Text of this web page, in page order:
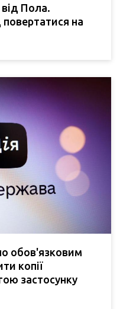
Пола.
повертатися на
обов'язковим
копії
застосунку